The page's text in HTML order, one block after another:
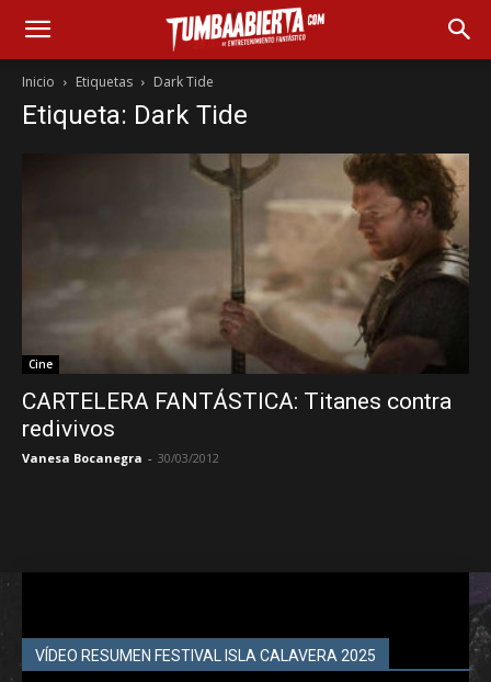
Inicio Etiquetas Dark Tide
Etiqueta: Dark Tide
Cine
CARTELERA FANTÁSTICA: Titanes contra
redivivos
Vanesa Bocanegra - 30/03/2012
VÍDEO RESUMEN FESTIVAL ISLA CALAVERA 2025